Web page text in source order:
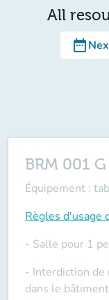
All
date_range
BRM 001
Équipement :
Règles d'usage
- Salle pour 1
- Interdiction de
dans le